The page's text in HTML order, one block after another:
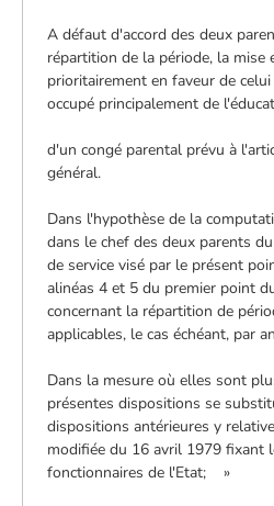
A défaut d'accord des deux
répartition de la période, la mise
prioritairement en faveur de
occupé principalement de
d'un congé parental prévu à
général.
Dans l'hypothèse de la
dans le chef des deux parents
de service visé par le présent
alinéas 4 et 5 du premier point
concernant la répartition de
applicables, le cas échéant, par
Dans la mesure où elles sont
présentes dispositions se
dispositions antérieures y
modifiée du 16 avril 1979 fixant
fonctionnaires de l'Etat; »